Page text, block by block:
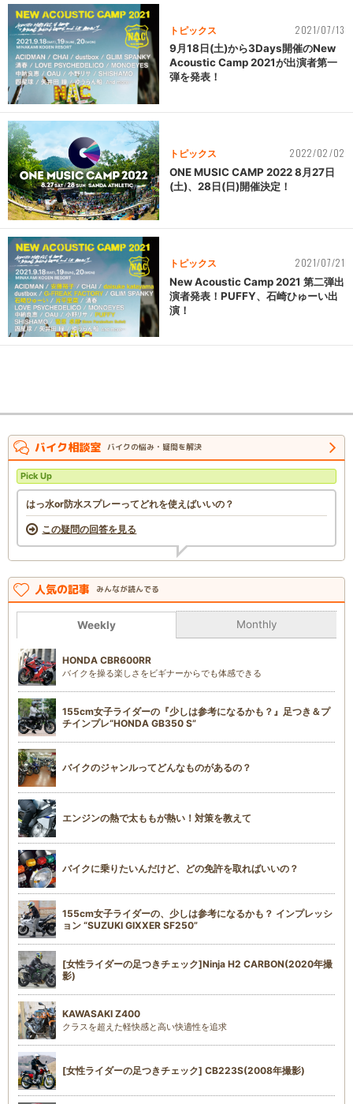
トピックス 2021/07/13
9月18日(土)から3Days開催のNew
Acoustic Camp 2021が出演者第一
弾を発表！
トピックス 2022/02/02
ONE MUSIC CAMP 2022 8月27日
(土)、28日(日)開催決定！
トピックス 2021/07/21
New Acoustic Camp 2021 第二弾出
演者発表！PUFFY、石崎ひゅーい出
演！
バイク相談室 バイクの悩み・疑問を解決
Pick Up
はっ水or防水スプレーってどれを使えばいいの？
この疑問の回答を見る
人気の記事 みんなが読んでる
Weekly Monthly
HONDA CBR600RR
バイクを操る楽しさをビギナーからでも体感できる
155cm女子ライダーの『少しは参考になるかも？』足つき＆プ
チインプレ“HONDA GB350 S”
バイクのジャンルってどんなものがあるの？
エンジンの熱で太ももが熱い！対策を教えて
バイクに乗りたいんだけど、どの免許を取ればいいの？
155cm女子ライダーの、少しは参考になるかも？ インプレッシ
ョン “SUZUKI GIXXER SF250”
[女性ライダーの足つきチェック]Ninja H2 CARBON(2020年撮
影)
KAWASAKI Z400
クラスを超えた軽快感と高い快適性を追求
[女性ライダーの足つきチェック] CB223S(2008年撮影)